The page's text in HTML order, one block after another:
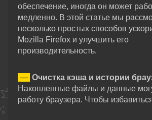
обеспечение, иногда он может
медленно. В этой статье мы
несколько простых способов
Mozilla Firefox и улучшить его
производительность.
— Очистка кэша и истории
Накопленные файлы и данные
работу браузера. Чтобы